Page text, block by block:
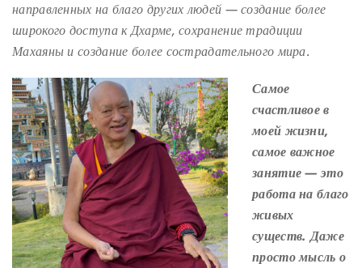
направленных на благо других людей — создание более
широкого доступа к Дхарме, сохранение традиции
Махаяны и создание более сострадательного мира.
Самое
счастливое в
моей жизни,
самое важное
занятие— это
работа на благо
живых
существ. Даже
просто мысль о